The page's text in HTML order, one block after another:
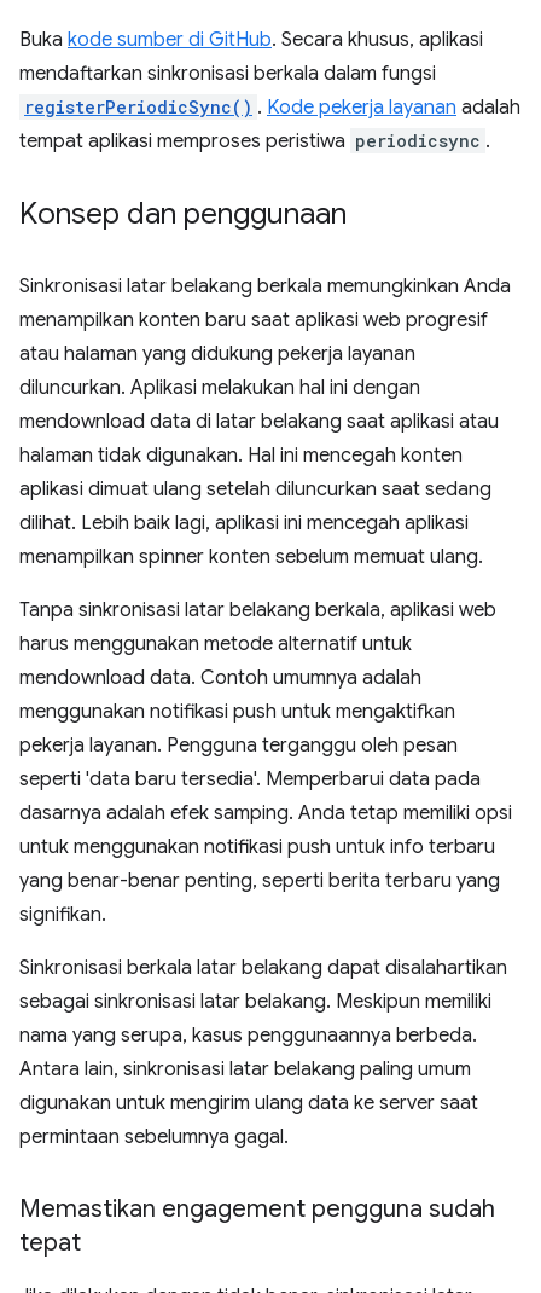
Buka kode sumber di GitHub. Secara khusus, aplikasi
mendaftarkan sinkronisasi berkala dalam fungsi
registerPeriodicSync() . Kode pekerja layanan adalah
tempat aplikasi memproses peristiwa periodicsync .
Konsep dan penggunaan
Sinkronisasi latar belakang berkala memungkinkan Anda
menampilkan konten baru saat aplikasi web progresif
atau halaman yang didukung pekerja layanan
diluncurkan. Aplikasi melakukan hal ini dengan
mendownload data di latar belakang saat aplikasi atau
halaman tidak digunakan. Hal ini mencegah konten
aplikasi dimuat ulang setelah diluncurkan saat sedang
dilihat. Lebih baik lagi, aplikasi ini mencegah aplikasi
menampilkan spinner konten sebelum memuat ulang.
Tanpa sinkronisasi latar belakang berkala, aplikasi web
harus menggunakan metode alternatif untuk
mendownload data. Contoh umumnya adalah
menggunakan notifikasi push untuk mengaktifkan
pekerja layanan. Pengguna terganggu oleh pesan
seperti 'data baru tersedia'. Memperbarui data pada
dasarnya adalah efek samping. Anda tetap memiliki opsi
untuk menggunakan notifikasi push untuk info terbaru
yang benar-benar penting, seperti berita terbaru yang
signifikan.
Sinkronisasi berkala latar belakang dapat disalahartikan
sebagai sinkronisasi latar belakang. Meskipun memiliki
nama yang serupa, kasus penggunaannya berbeda.
Antara lain, sinkronisasi latar belakang paling umum
digunakan untuk mengirim ulang data ke server saat
permintaan sebelumnya gagal.
Memastikan engagement pengguna sudah
tepat